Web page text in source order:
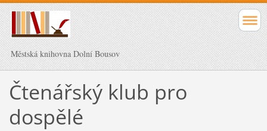
Městská knihovna Dolní Bousov
Čtenářský klub pro
dospělé